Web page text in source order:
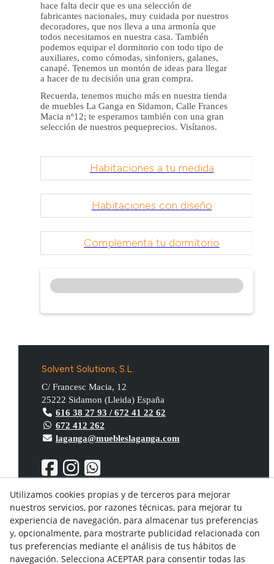
hace falta decir que es una selección de
fabricantes nacionales, muy cuidada por nuestros
decoradores, que nos lleva a una armonía que
todos necesitamos en nuestra casa. También
podemos equipar el dormitorio con todo tipo de
auxiliares, como cómodas, sinfoniers, galanes,
canapé. Tenemos un montón de ideas para llegar
a hacer de tu decisión una gran compra.
Recuerda, tenemos mucho más en nuestra tienda
de muebles La Ganga en Sidamon, Calle Frances
Macia nº12; te esperamos también con una gran
selección de nuestros pequeprecios. Visítanos.
Habitaciones a tu medida
Habitaciones con diseño
Complementa tu dormitorio
Solvent Solutions, S.L.
C/ Francesc Macia, 12
25222 Sidamon (Lleida) España
616 38 27 93 / 672 41 22 62
672 412 262
laganga@muebleslaganga.com
Aviso Legal
Política de privacidad
Política Cookies
Condiciones generales de compra
Utilizamos cookies propias y de terceros para mejorar
nuestros servicios, por razones técnicas, para mejorar tu
experiencia de navegación, para almacenar tus preferencias
y, opcionalmente, para mostrarte publicidad relacionada con
tus preferencias mediante el análisis de tus hábitos de
navegación. Selecciona ACEPTAR para consentir todas las